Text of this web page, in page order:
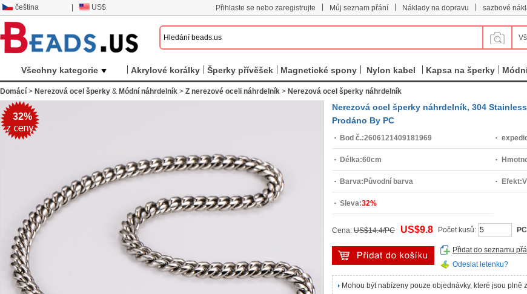
čeština US$ Přihlaste se nebo zaregistrujte Můj seznam přání Náklady na dopravu sazbové
Všechny kategorie Akrylové korálky Šperky přívěšek Magnetické spony Nylon kabel Kapsa na šperky
Domácí > Nerezová ocel šperky & Módní náhrdelník > Z nerezové oceli náhrdelník > Nerezová ocel šperky náhrdelník
32%
Nerezová ocel šperky náhrdelník, 304
Prodáno By PC
Bod č.:2606121409181969
Délka:60cm
Barva: Původní barva Efekt:
Sleva:32%
Cena: US$14.4/PC US$9.8 Počet kusů: PC
Přidat do seznamu
Odeslat letenku?
Mohou být nabízeny pouze objednávky, které jsou plně